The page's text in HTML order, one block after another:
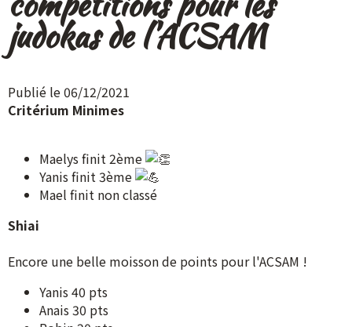
judokas de l'ACSAM
Publié le 06/12/2021
Critérium Minimes
Maelys finit 2ème
Yanis finit 3ème
Mael finit non classé
Shiai
Encore une belle moisson de points pour l'ACSAM !
Yanis 40 pts
Anais 30 pts